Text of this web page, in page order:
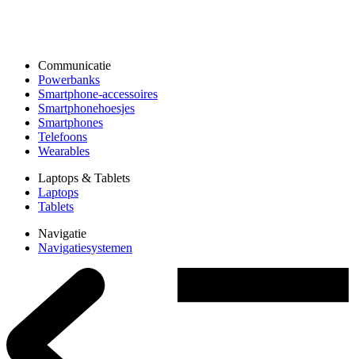
Communicatie
Powerbanks
Smartphone-accessoires
Smartphonehoesjes
Smartphones
Telefoons
Wearables
Laptops & Tablets
Laptops
Tablets
Navigatie
Navigatiesystemen